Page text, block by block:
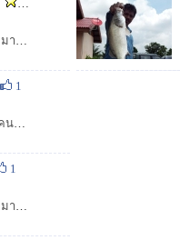
สวัสดี.... น้าๆ ป้าๆ และเพื่อนๆชาว SFC ทุกๆท่านครับ วันนี้ มีทริป Fly มาฝากอีกทริป เป็นทริปเมื่อวันพฤหัสฯ บ่อ เจ เจ ลงปลาใหม่วันพุธ เลยขอมาลองสักหน่อย...
1
สวัสดี.... น้าๆ ป้าๆ และเพื่อนๆชาว SFC ทุกๆท่านครับ พอดีมีทริปของคนชอบสไตล์ Fly Fishing กลุ่มเล็กๆ ได้ไปสนุกสนานกับทริปเบาๆ สบายๆ ที่บ่อน้องเนย (บางนา...
1
สวัสดี.... น้าๆ ป้าๆ และเพื่อนๆชาว SFC ทุกๆท่าน ครับวันนี้ มีทริป Fly มาฝากอีกทริป เป็นทริปเมื่อวันเสาร์ที่ผ่านมา ณ บ่อ เจ เจ ผมได้จัดหา คัน Fly ป...